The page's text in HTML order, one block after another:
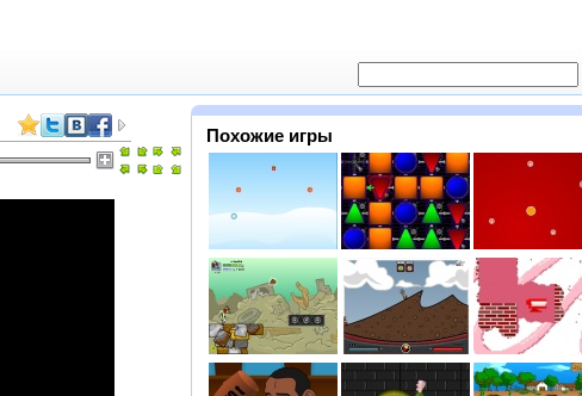
Похожие игры